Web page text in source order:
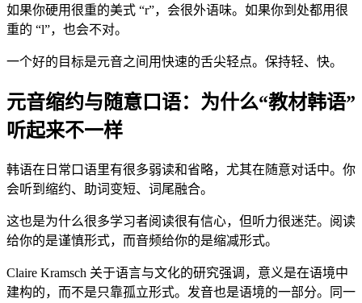
如果你硬用很重的美式 “r”，会很外语味。如果你到处都用很
重的 “l”，也会不对。
一个好的目标是元音之间用快速的舌尖轻点。保持轻、快。
元音缩约与随意口语：为什么“教材韩语”
听起来不一样
韩语在日常口语里有很多弱读和省略，尤其在随意对话中。你
会听到缩约、助词变短、词尾融合。
这也是为什么很多学习者阅读很有信心，但听力很迷茫。阅读
给你的是谨慎形式，而音频给你的是缩减形式。
Claire Kramsch 关于语言与文化的研究强调，意义是在语境中
建构的，而不是只靠孤立形式。发音也是语境的一部分。同一